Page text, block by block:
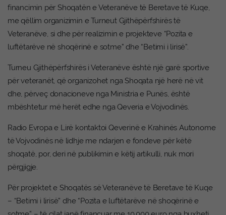
financimin për Shoqatën e Veteranëve të Beretave të Kuqe,
me qëllim organizimin e Turneut Gjithëpërfshirës të
Veteranëve, si dhe për realizimin e projekteve “Pozita e
luftëtarëve në shoqërinë e sotme” dhe “Betimi i lirisë”.
Turneu Gjithëpërfshirës i Veteranëve është një garë sportive
për veteranët, që organizohet nga Shoqata një herë në vit
dhe, përveç donacioneve nga Ministria e Punës, është
mbështetur më herët edhe nga Qeveria e Vojvodinës.
Radio Evropa e Lirë kontaktoi Qeverinë e Krahinës Autonome
të Vojvodinës në lidhje me ndarjen e fondeve për këtë
shoqatë, por, deri në publikimin e këtij artikulli, nuk mori
përgjigje.
Për projektet e Shoqatës së Veteranëve të Beretave të Kuqe
– “Betimi i lirisë” dhe “Pozita e luftëtarëve në shoqërinë e